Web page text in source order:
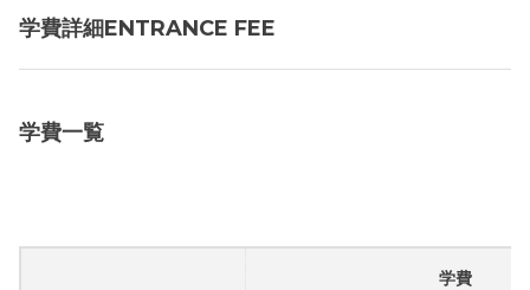
学費詳細ENTRANCE FEE
学費一覧
学費